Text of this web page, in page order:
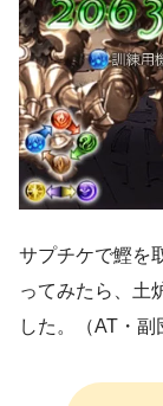
サプチケで鰹を
ってみたら、土
した。（AT・副